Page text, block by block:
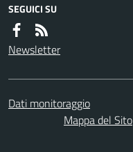
SEGUICI SU
Newsletter
Dati monitoraggio
Mappa del Sito